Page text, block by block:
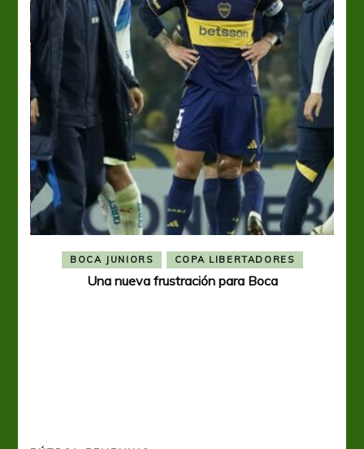
BOCA JUNIORS COPA LIBERTADORES
Una nueva frustración para Boca